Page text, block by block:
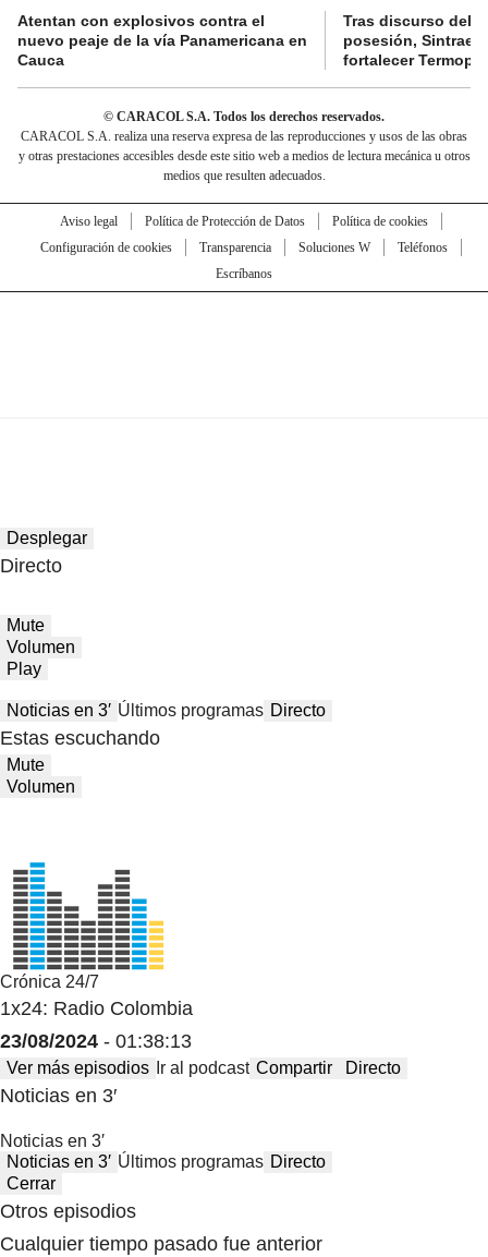
Atentan con explosivos contra el
nuevo peaje de la vía Panamericana en
Cauca
Tras discurso del
posesión,
fortalecer
© CARACOL S.A. Todos los derechos reservados.
CARACOL S.A. realiza una reserva expresa de las reproducciones y usos de las obras
y otras prestaciones accesibles desde este sitio web a medios de lectura mecánica u otros
medios que resulten adecuados.
Aviso legal Política de Protección de Datos
Política de cookies
Configuración de cookies
Transparencia Soluciones W
Teléfonos
Escríbanos
Desplegar
Directo
Mute
Volumen
Play
Noticias en 3′ Últimos programas Directo
Estas escuchando
Mute
Volumen
Crónica 24/7
1x24: Radio Colombia
23/08/2024 - 01:38:13
Ver más episodios Ir al podcast Compartir Directo
Noticias en 3′
Noticias en 3′
Noticias en 3′ Últimos programas Directo
Cerrar
Otros episodios
Cualquier tiempo pasado fue anterior